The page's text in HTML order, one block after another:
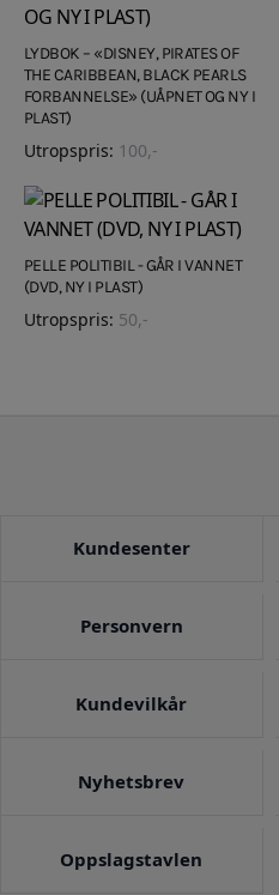
LYDBOK – «DISNEY, PIRATES OF
THE CARIBBEAN, BLACK PEARLS
FORBANNELSE» (UÅPNET OG NY I
PLAST)
Utropspris: 100,-
PELLE POLITIBIL - GÅR I VANNET
(DVD, NY I PLAST)
Utropspris: 50,-
Kundesenter
Personvern
Kundevilkår
Nyhetsbrev
Oppslagstavlen